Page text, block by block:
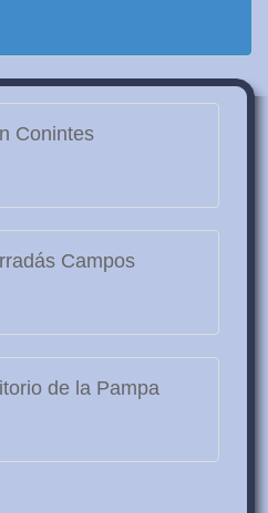
Conintes
Campos
de la Pampa